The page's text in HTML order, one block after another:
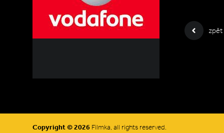
zpět
Copyright © 2026 Filmka, all rights reserved.